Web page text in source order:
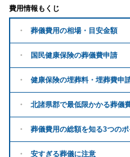
費用情報もくじ
葬儀費用の相場・目安金額
国民健康保険の葬儀費申請
健康保険の埋葬料・ 埋葬費申
北諸県郡で最低限かかる葬儀
葬儀費用の総額を知る3つのポ
安すぎる葬儀に注意